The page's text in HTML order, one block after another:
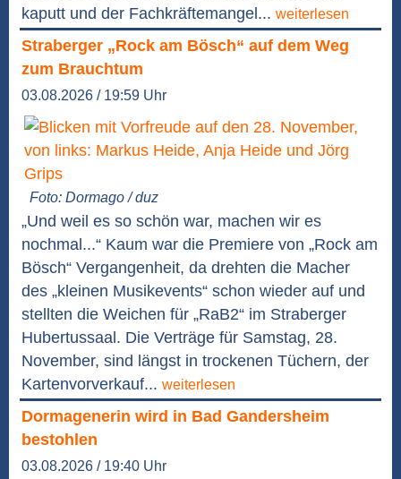
kaputt und der Fachkräftemangel... weiterlesen
Straberger „Rock am Bösch“ auf dem Weg
zum Brauchtum
03.08.2026 / 19:59 Uhr
Foto: Dormago / duz
„Und weil es so schön war, machen wir es
nochmal...“ Kaum war die Premiere von „Rock am
Bösch“ Vergangenheit, da drehten die Macher
des „kleinen Musikevents“ schon wieder auf und
stellten die Weichen für „RaB2“ im Straberger
Hubertussaal. Die Verträge für Samstag, 28.
November, sind längst in trockenen Tüchern, der
Kartenvorverkauf... weiterlesen
Dormagenerin wird in Bad Gandersheim
bestohlen
03.08.2026 / 19:40 Uhr